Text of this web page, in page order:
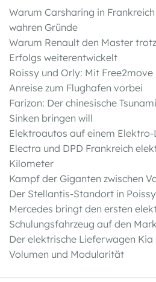
Warum Carsharing in
wahren Gründe
Warum Renault den Master
Erfolgs weiterentwickelt
Roissy und Orly: Mit
Anreise zum Flughafen vorbei
Farizon: Der chinesische
Sinken bringen will
Elektroautos auf einem Elektro-
Electra und DPD Frankreich
Kilometer
Kampf der Giganten zwischen
Der Stellantis-Standort in
Mercedes bringt den ersten
Schulungsfahrzeug auf den
Der elektrische Lieferwagen Kia
Volumen und Modularität